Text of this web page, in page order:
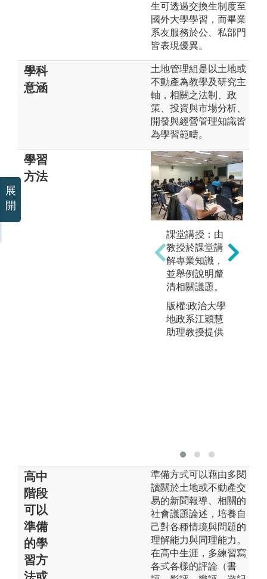
生可透過交換生制度至
國外大學學習，而畢業
系友服務於公、私部門
皆表現優異。
學科
意涵
土地管理組是以土地或
不動產為教學及研究主
軸，相關之法制、政
策、投資與市場分析、
開發與經營管理知識皆
為學習範疇。
學習
方法
課堂講授：由
教授於課堂講
解專業知識，
並舉例說明釐
清相關議題。
版權:政治大學
地政系江穎慧
助理教授提供
高中
階段
可以
準備
的學
習方
準備方式可以藉由多閱
讀關於土地或不動產交
易的新聞報導、相關的
社會議題論述，培養自
己對各種情境與問題的
理解能力與同理能力。
在高中生涯，多練習寫
各式各樣的評論（書
展
開